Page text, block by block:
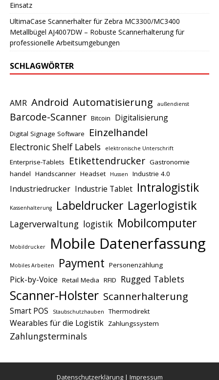
Einsatz
UltimaCase Scannerhalter für Zebra MC3300/MC3400
Metallbügel AJ4007DW – Robuste Scannerhalterung für
professionelle Arbeitsumgebungen
SCHLAGWÖRTER
AMR Android Automatisierung außendienst
Barcode-Scanner Bitcoin Digitalisierung
Digital Signage Software Einzelhandel
Electronic Shelf Labels elektronische Unterschrift
Enterprise-Tablets Etikettendrucker Gastronomie
handel Handscanner Headset Hussen Industrie 4.0
Industriedrucker Industrie Tablet Intralogistik
Kassenhalterung Labeldrucker Lagerlogistik
Lagerverwaltung logistik Mobilcomputer
Mobildrucker Mobile Datenerfassung
Mobiles Arbeiten Payment Personenzählung
Pick-by-Voice Retail Media RFID Rugged Tablets
Scanner-Holster Scannerhalterung
Smart POS Staubschutzhauben Thermodirekt
Wearables für die Logistik Zahlungssystem
Zahlungsterminals
Datenschutzerklärung| Impressum